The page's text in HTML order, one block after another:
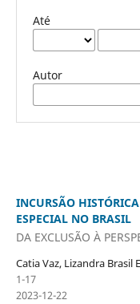
Até
Autor
INCURSÃO
ESPECIAL NO BRASIL
DA EXCLUSÃO À
Catia Vaz, Lizandra Brasil
1-17
2023-12-22